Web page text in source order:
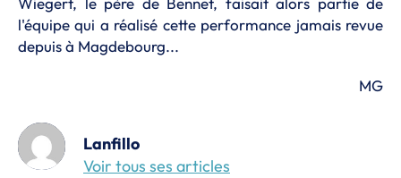
l'équipe qui a réalisé cette performance jamais revue
depuis à Magdebourg...
MG
Lanfillo
Voir tous ses articles